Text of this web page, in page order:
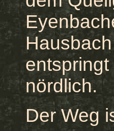
nördlich.
Der Weg